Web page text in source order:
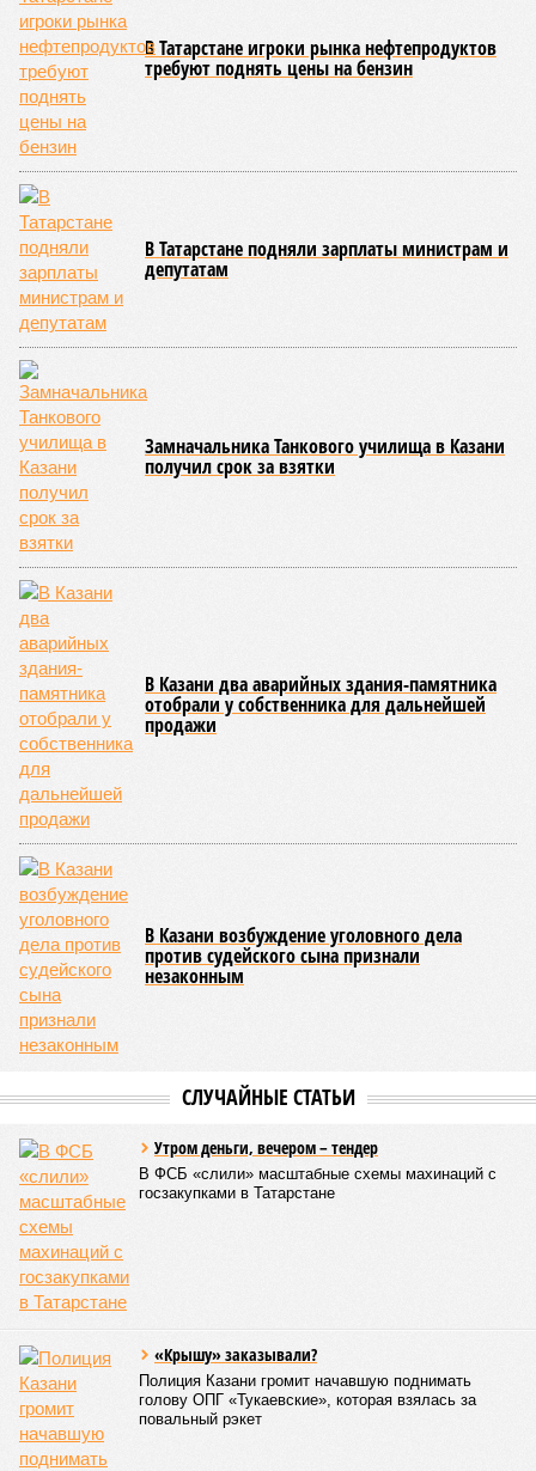
В Татарстане игроки рынка нефтепродуктов
требуют поднять цены на бензин
В Татарстане подняли зарплаты министрам и
депутатам
Замначальника Танкового училища в Казани
получил срок за взятки
В Казани два аварийных здания-памятника
отобрали у собственника для дальнейшей
продажи
В Казани возбуждение уголовного дела
против судейского сына признали
незаконным
СЛУЧАЙНЫЕ СТАТЬИ
Утром деньги, вечером – тендер
В ФСБ «слили» масштабные схемы махинаций с
госзакупками в Татарстане
«Крышу» заказывали?
Полиция Казани громит начавшую поднимать
голову ОПГ «Тукаевские», которая взялась за
повальный рэкет